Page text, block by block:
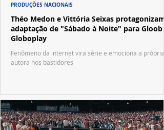
Théo Medon e Vittória Seixas protagonizam
adaptação de "Sábado à Noite" para Gloob e
Globoplay
Fenômeno da internet vira série e emociona a própria
autora nos bastidores
PRODUÇÕES NACIONAIS